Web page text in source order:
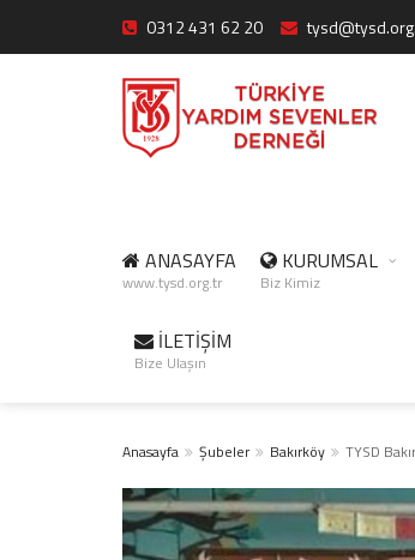
0312 431 62 20
ANASAYFA
www.tysd.org.tr
KURUMSAL
Biz Kimiz
İLETİŞİM
Bize Ulaşın
Anasayfa Şubeler Bakırköy TYSD